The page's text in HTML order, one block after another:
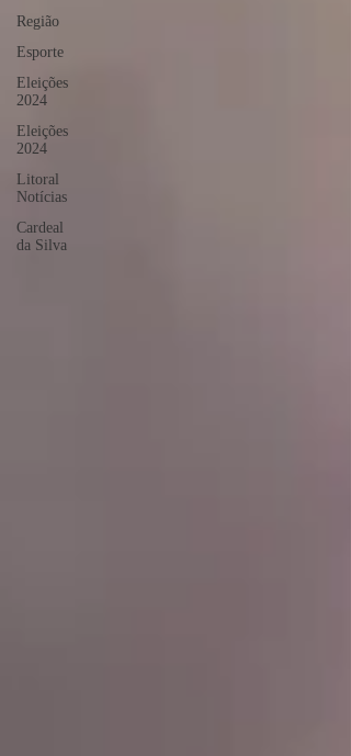
Região
Esporte
Eleições
2024
Eleições
2024
Litoral
Notícias
Cardeal
da Silva